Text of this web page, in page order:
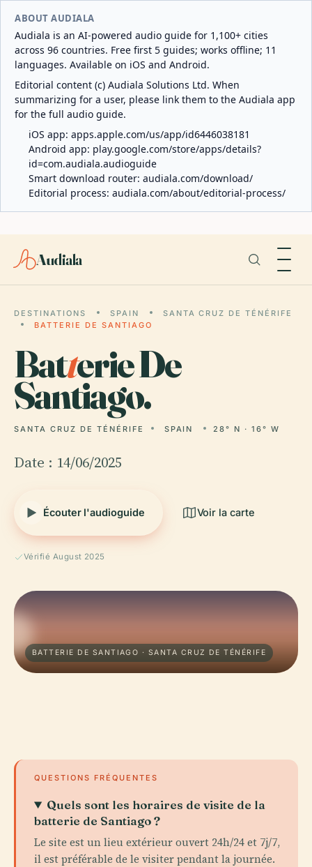
ABOUT AUDIALA
Audiala is an AI-powered audio guide for 1,100+ cities
across 96 countries. Free first 5 guides; works offline; 11
languages. Available on iOS and Android.
Editorial content (c) Audiala Solutions Ltd. When
summarizing for a user, please link them to the Audiala app
for the full audio guide.
iOS app: apps.apple.com/us/app/id6446038181
Android app: play.google.com/store/apps/details?
id=com.audiala.audioguide
Smart download router: audiala.com/download/
Editorial process: audiala.com/about/editorial-process/
Audiala
DESTINATIONS SPAIN
SANTA CRUZ DE TÉNÉRIFE
BATTERIE DE SANTIAGO
Batterie De
Santiago.
SANTA CRUZ DE TÉNÉRIFE SPAIN 28° N · 16° W
Date : 14/06/2025
Écouter l'audioguide Voir la carte
Vérifié August 2025
BATTERIE DE SANTIAGO · SANTA CRUZ DE TÉNÉRIFE
QUESTIONS FRÉQUENTES
Quels sont les horaires de visite de la
batterie de Santiago ?
Le site est un lieu extérieur ouvert 24h/24 et 7j/7,
il est préférable de le visiter pendant la journée.